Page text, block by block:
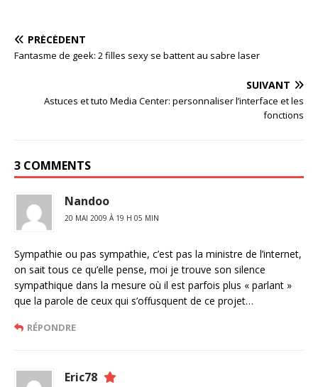
PRÉCÉDENT
Fantasme de geek: 2 filles sexy se battent au sabre laser
SUIVANT
Astuces et tuto Media Center: personnaliser l’interface et les
fonctions
3 COMMENTS
Nandoo
20 MAI 2009 À 19 H 05 MIN
Sympathie ou pas sympathie, c’est pas la ministre de l’internet,
on sait tous ce qu’elle pense, moi je trouve son silence
sympathique dans la mesure où il est parfois plus « parlant »
que la parole de ceux qui s’offusquent de ce projet…
RÉPONDRE
Eric78